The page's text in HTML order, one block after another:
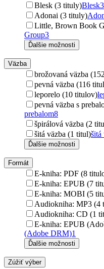
Blesk (3 tituly)Blesk3
Adonai (3 tituly)
Little, Brown Book
Group3
Ďalšie možnosti
Väzba
brožovaná väzba
pevná väzba (116
leporelo (10 titulov)
pevná väzba s
prebalom8
špirálová väzba (2
šitá väzba (1 titul)šitá
Ďalšie možnosti
Formát
E-kniha: PDF (8
E-kniha: EPUB (7
E-kniha: MOBI (5
Audiokniha: MP3 (4
Audiokniha: CD (1
E-kniha: EPUB
(Adobe DRM)1
Ďalšie možnosti
Zúžiť výber